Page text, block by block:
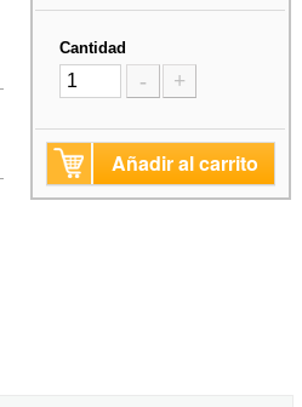
Cantidad
- +
Añadir al carrito